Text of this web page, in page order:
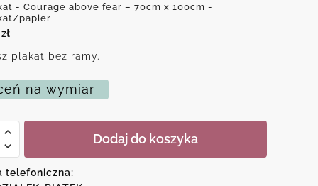
- Courage above fear – 70cm x 100cm -
papier
zł
plakat bez ramy.
na wymiar
Dodaj do koszyka
telefoniczna: